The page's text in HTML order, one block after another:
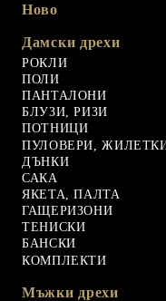
Ново
Дамски дрехи
РОКЛИ
ПОЛИ
ПАНТАЛОНИ
БЛУЗИ, РИЗИ
ПОТНИЦИ
ПУЛОВЕРИ,
ДЪНКИ
САКА
ЯКЕТА, ПАЛТА
ГАЩЕРИЗОНИ
ТЕНИСКИ
БАНСКИ
КОМПЛЕКТИ
Мъжки дрехи